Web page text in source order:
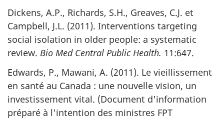
Dickens, A.P., Richards, S.H., Greaves, C.J. et
Campbell, J.L. (2011). Interventions targeting
social isolation in older people: a systematic
review. Bio Med Central Public Health. 11:647.
Edwards, P., Mawani, A. (2011). Le vieillissement
en santé au Canada : une nouvelle vision, un
investissement vital. (Document d'information
préparé à l'intention des ministres FPT